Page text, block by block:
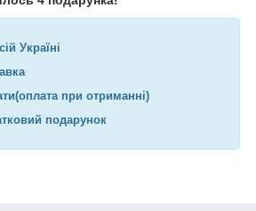
Україні
при отриманні)
подарунок